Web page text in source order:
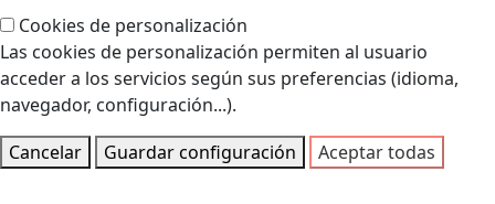
Cookies de personalización
Las cookies de personalización permiten al usuario
acceder a los servicios según sus preferencias (idioma,
navegador, configuración...).
Cancelar
Guardar configuración Aceptar todas